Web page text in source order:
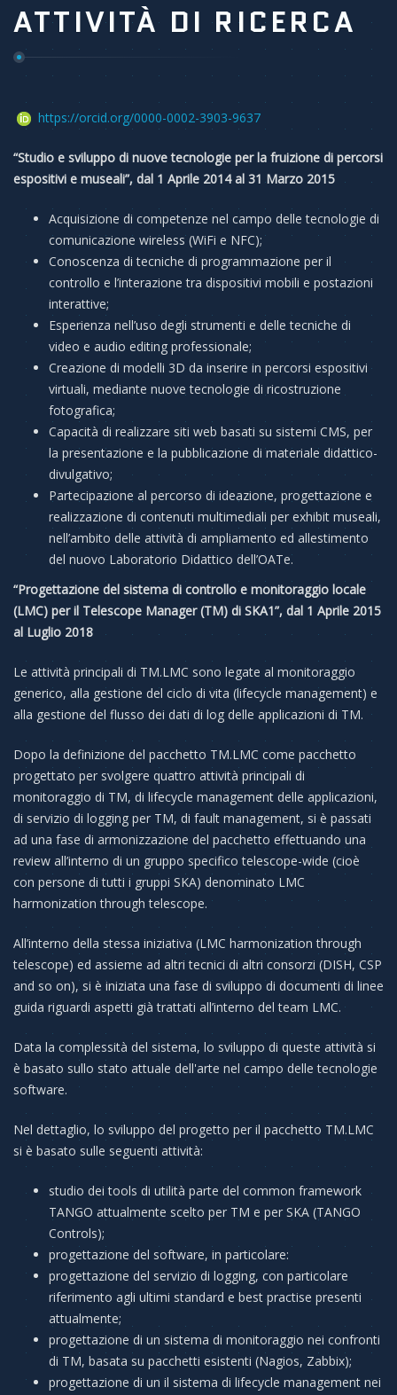
ATTIVITÀ DI RICERCA
https://orcid.org/0000-0002-3903-9637
“Studio e sviluppo di nuove tecnologie per la fruizione di percorsi
espositivi e museali”, dal 1 Aprile 2014 al 31 Marzo 2015
Acquisizione di competenze nel campo delle tecnologie di
comunicazione wireless (WiFi e NFC);
Conoscenza di tecniche di programmazione per il
controllo e l’interazione tra dispositivi mobili e postazioni
interattive;
Esperienza nell’uso degli strumenti e delle tecniche di
video e audio editing professionale;
Creazione di modelli 3D da inserire in percorsi espositivi
virtuali, mediante nuove tecnologie di ricostruzione
fotografica;
Capacità di realizzare siti web basati su sistemi CMS, per
la presentazione e la pubblicazione di materiale didattico-
divulgativo;
Partecipazione al percorso di ideazione, progettazione e
realizzazione di contenuti multimediali per exhibit museali,
nell’ambito delle attività di ampliamento ed allestimento
del nuovo Laboratorio Didattico dell’OATe.
“Progettazione del sistema di controllo e monitoraggio locale
(LMC) per il Telescope Manager (TM) di SKA1”, dal 1 Aprile 2015
al Luglio 2018
Le attività principali di TM.LMC sono legate al monitoraggio
generico, alla gestione del ciclo di vita (lifecycle management) e
alla gestione del flusso dei dati di log delle applicazioni di TM.
Dopo la definizione del pacchetto TM.LMC come pacchetto
progettato per svolgere quattro attività principali di
monitoraggio di TM, di lifecycle management delle applicazioni,
di servizio di logging per TM, di fault management, si è passati
ad una fase di armonizzazione del pacchetto effettuando una
review all’interno di un gruppo specifico telescope-wide (cioè
con persone di tutti i gruppi SKA) denominato LMC
harmonization through telescope.
All’interno della stessa iniziativa (LMC harmonization through
telescope) ed assieme ad altri tecnici di altri consorzi (DISH, CSP
and so on), si è iniziata una fase di sviluppo di documenti di linee
guida riguardi aspetti già trattati all’interno del team LMC.
Data la complessità del sistema, lo sviluppo di queste attività si
è basato sullo stato attuale dell'arte nel campo delle tecnologie
software.
Nel dettaglio, lo sviluppo del progetto per il pacchetto TM.LMC
si è basato sulle seguenti attività:
studio dei tools di utilità parte del common framework
TANGO attualmente scelto per TM e per SKA (TANGO
Controls);
progettazione del software, in particolare:
progettazione del servizio di logging, con particolare
riferimento agli ultimi standard e best practise presenti
attualmente;
progettazione di un sistema di monitoraggio nei confronti
di TM, basata su pacchetti esistenti (Nagios, Zabbix);
progettazione di un il sistema di lifecycle management nei